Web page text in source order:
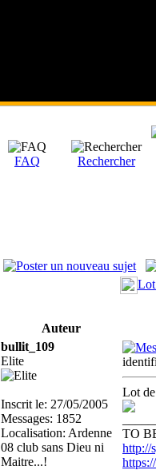
FAQ Rechercher
Auteur
bullit_109
Elite
Inscrit le: 27/05/2005
Messages: 1852
Localisation: Ardenne
08 club sans Dieu ni
Maitre...!
Lot
TO
http://